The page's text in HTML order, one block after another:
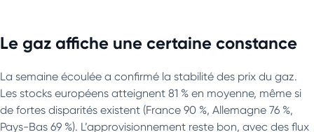
Le gaz affiche une certaine constance
La semaine écoulée a confirmé la stabilité des prix du gaz.
Les stocks européens atteignent 81 % en moyenne, même si
de fortes disparités existent (France 90 %, Allemagne 76 %,
Pays-Bas 69 %). L’approvisionnement reste bon, avec des flux